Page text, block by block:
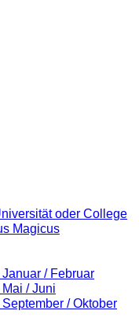
oder College
Magicus
/ Februar
/ Juni
/ Oktober